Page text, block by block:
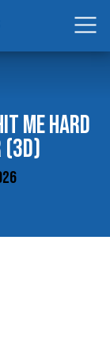
ME HARD
(3D)